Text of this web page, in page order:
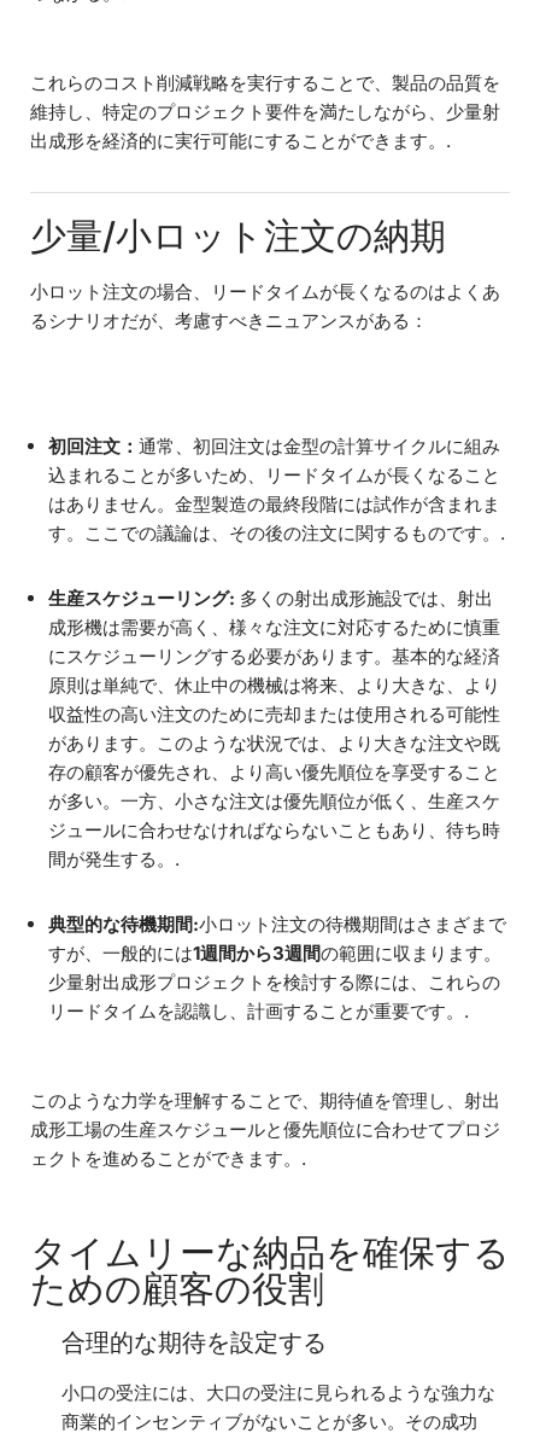
これらのコスト削減戦略を実行することで、製品の品質を
維持し、特定のプロジェクト要件を満たしながら、少量射
出成形を経済的に実行可能にすることができます。.
少量/小ロット注文の納期
小ロット注文の場合、リードタイムが長くなるのはよくあ
るシナリオだが、考慮すべきニュアンスがある：
初回注文： 通常、初回注文は金型の計算サイクルに組み
込まれることが多いため、リードタイムが長くなること
はありません。金型製造の最終段階には試作が含まれま
す。ここでの議論は、その後の注文に関するものです。.
生産スケジューリング: 多くの射出成形施設では、射出
成形機は需要が高く、様々な注文に対応するために慎重
にスケジューリングする必要があります。基本的な経済
原則は単純で、休止中の機械は将来、より大きな、より
収益性の高い注文のために売却または使用される可能性
があります。このような状況では、より大きな注文や既
存の顧客が優先され、より高い優先順位を享受すること
が多い。一方、小さな注文は優先順位が低く、生産スケ
ジュールに合わせなければならないこともあり、待ち時
間が発生する。.
典型的な待機期間:小ロット注文の待機期間はさまざまで
すが、一般的には1週間から3週間の範囲に収まります。
少量射出成形プロジェクトを検討する際には、これらの
リードタイムを認識し、計画することが重要です。.
このような力学を理解することで、期待値を管理し、射出
成形工場の生産スケジュールと優先順位に合わせてプロジ
ェクトを進めることができます。.
タイムリーな納品を確保する
ための顧客の役割
合理的な期待を設定する
小口の受注には、大口の受注に見られるような強力な
商業的インセンティブがないことが多い。その成功